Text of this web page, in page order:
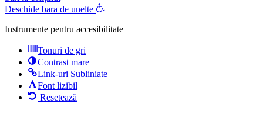
Deschide bara de unelte
Instrumente pentru accesibilitate
Tonuri de gri
Contrast mare
Link-uri Subliniate
Font lizibil
Resetează